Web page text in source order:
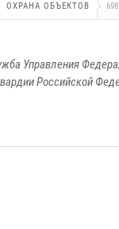
ОХРАНА ОБЪЕКТОВ 698
Управления
Российской